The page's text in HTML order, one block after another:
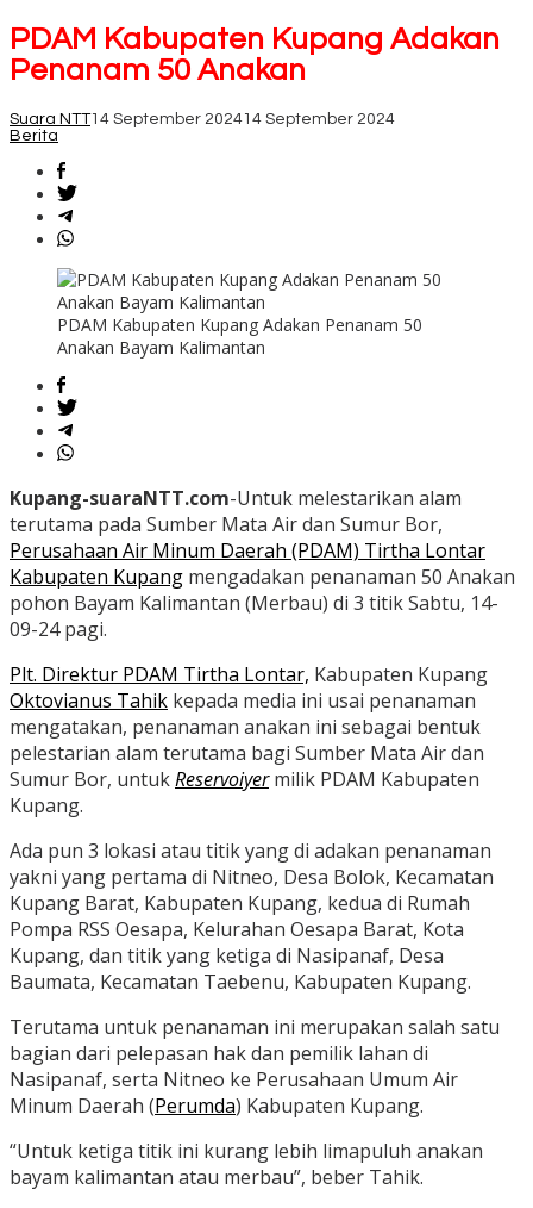
PDAM Kabupaten Kupang Adakan
Penanam 50 Anakan
Suara NTT14 September 202414 September 2024
Berita
PDAM Kabupaten Kupang Adakan Penanam 50
Anakan Bayam Kalimantan
Kupang-suaraNTT.com-Untuk melestarikan alam
terutama pada Sumber Mata Air dan Sumur Bor,
Perusahaan Air Minum Daerah (PDAM) Tirtha Lontar
Kabupaten Kupang mengadakan penanaman 50 Anakan
pohon Bayam Kalimantan (Merbau) di 3 titik Sabtu, 14-
09-24 pagi.
Plt. Direktur PDAM Tirtha Lontar, Kabupaten Kupang
Oktovianus Tahik kepada media ini usai penanaman
mengatakan, penanaman anakan ini sebagai bentuk
pelestarian alam terutama bagi Sumber Mata Air dan
Sumur Bor, untukReservoiyermilik PDAM Kabupaten
Kupang.
Ada pun 3 lokasi atau titik yang di adakan penanaman
yakni yang pertama di Nitneo, Desa Bolok, Kecamatan
Kupang Barat, Kabupaten Kupang, kedua di Rumah
Pompa RSS Oesapa, Kelurahan Oesapa Barat, Kota
Kupang, dan titik yang ketiga di Nasipanaf, Desa
Baumata, Kecamatan Taebenu, Kabupaten Kupang.
Terutama untuk penanaman ini merupakan salah satu
bagian dari pelepasan hak dan pemilik lahan di
Nasipanaf, serta Nitneo ke Perusahaan Umum Air
Minum Daerah (Perumda) Kabupaten Kupang.
“Untuk ketiga titik ini kurang lebih limapuluh anakan
bayam kalimantan atau merbau”, beber Tahik.